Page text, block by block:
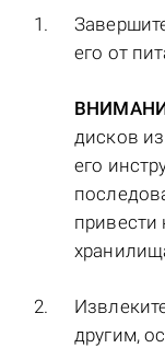
его от
дисков
его
привести
другим,